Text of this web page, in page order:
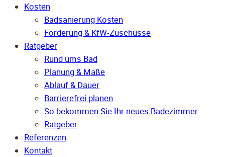
Kosten
Badsanierung Kosten
Förderung & KfW-Zuschüsse
Ratgeber
Rund ums Bad
Planung & Maße
Ablauf & Dauer
Barrierefrei planen
So bekommen Sie Ihr neues Badezimmer
Ratgeber
Referenzen
Kontakt